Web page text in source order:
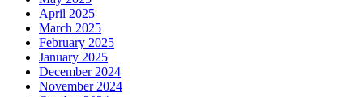
April 2025
March 2025
February 2025
January 2025
December 2024
November 2024